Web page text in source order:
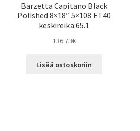
Barzetta Capitano Black
Polished 8×18″ 5×108 ET40
keskireikä:65.1
136.73€
Lisää ostoskoriin